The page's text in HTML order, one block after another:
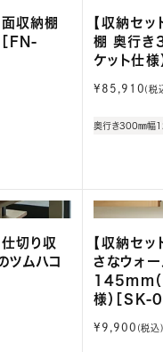
面収納棚
FN-
【収納セ
棚 奥行き
ケット仕様
通
格
¥85,910 (税
奥行き300㎜幅
仕切り収
ムハコ
【収納セ
さなウォ
145mm（
様）［SK-
通
¥9,900 (税込